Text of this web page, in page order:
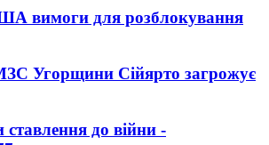
вимоги для розблокування
Угорщини Сійярто загрожує
ставлення до війни -